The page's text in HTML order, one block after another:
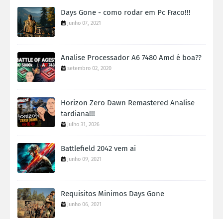
Days Gone - como rodar em Pc Fraco!!!
junho 07, 2021
Analise Processador A6 7480 Amd é boa??
setembro 02, 2020
Horizon Zero Dawn Remastered Analise
tardiana!!!
julho 31, 2026
Battlefield 2042 vem ai
junho 09, 2021
Requisitos Minimos Days Gone
junho 06, 2021